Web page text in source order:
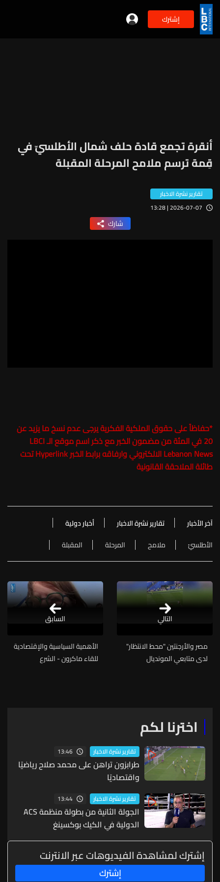
إشترك
أنقرة تجمع قادة حلف شمال الأطلسيّ في
قِمة ترسم ملامح المرحلة المقبلة
تقارير نشرة الاخبار
2026-07-07 | 13:28
شارك
*حفاظاً على حقوق الملكية الفكرية يرجى عدم نسخ ما يزيد عن
20 في المئة من مضمون الخبر مع ذكر اسم موقع الـ LBCI
Lebanon News الالكتروني وارفاقه برابط الخبر Hyperlink تحت
طائلة الملاحقة القانونية
آخر الأخبار تقارير نشرة الاخبار
أخبار دولية
الأطلسيّ
ملامح المرحلة المقبلة
التالي
مصر والأرجنتين "محط الانتظار"
لدى متابعي المونديال
الأهمية السياسية والإقتصادية
للقاء ماكرون - الشرع
السابق
اخترنا لكم
تقارير نشرة الاخبار 13:46
طرابزون تراهن على محمد صلاح رياضيًا
واقتصاديًا
تقارير نشرة الاخبار 13:44
الجولة الثانية من بطولة منظمة ACS
الدولية في الكيك بوكسينغ
إشترك لمشاهدة الفيديوهات عبر الانترنت
إشترك